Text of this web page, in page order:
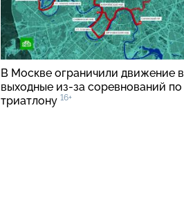
В Москве ограничили движение в
выходные из-за соревнований по
триатлону 16+